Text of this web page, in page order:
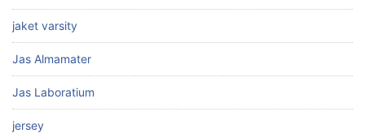
jaket varsity
Jas Almamater
Jas Laboratium
jersey